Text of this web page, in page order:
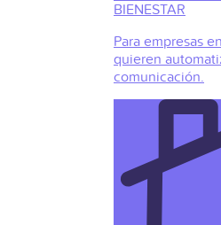
BIENESTAR
Para empresas
quieren
comunicación.